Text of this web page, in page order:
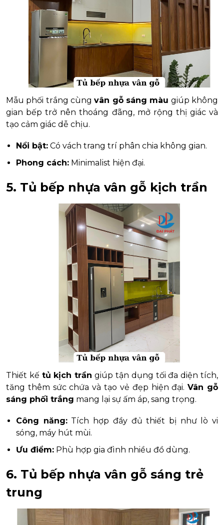
Mẫu phối trắng cùngvân gỗ sáng màu giúp không
gian bếp trở nên thoáng đãng, mở rộng thị giác và
tạo cảm giác dễ chịu.
Nổi bật: Có vách trang trí phân chia không gian.
Phong cách: Minimalist hiện đại.
5. Tủ bếp nhựa vân gỗ kịch trần
Thiết kế tủ kịch trần giúp tận dụng tối đa diện tích,
tăng thêm sức chứa và tạo vẻ đẹp hiện đại.Vân gỗ
sáng phối trắng mang lại sự ấm áp, sang trọng.
Công năng:Tích hợp đầy đủ thiết bị như lò vi
sóng, máy hút mùi.
Ưu điểm: Phù hợp gia đình nhiều đồ dùng.
6. Tủ bếp nhựa vân gỗ sáng trẻ
trung